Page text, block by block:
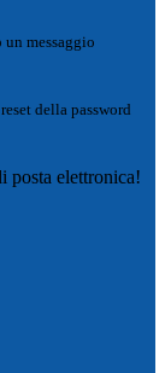
messaggio
della password
posta elettronica!